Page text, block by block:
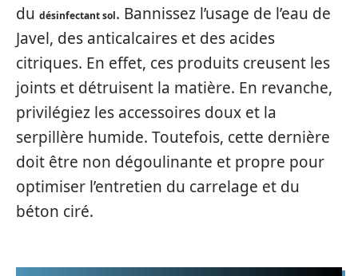
du désinfectant sol. Bannissez l’usage de l’eau de
Javel, des anticalcaires et des acides
citriques. En effet, ces produits creusent les
joints et détruisent la matière. En revanche,
privilégiez les accessoires doux et la
serpillère humide. Toutefois, cette dernière
doit être non dégoulinante et propre pour
optimiser l’entretien du carrelage et du
béton ciré.